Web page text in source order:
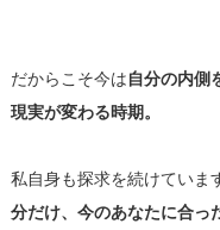
だからこそ今は 自分の内側
現実が変わる時期。
私自身も探求を続けていま
分だけ、 今のあなたに合っ